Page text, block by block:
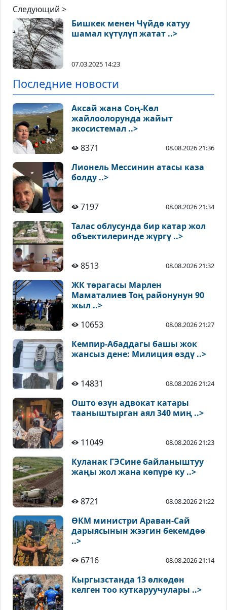
Следующий >
Бишкек менен Чүйдө катуу
шамал күтүлүп жатат ..>
07.03.2025 14:23
Последние новости
Аксай жана Соң-Көл
жайлоолорунда жайыт
экосистемал ..>
8371
08.08.2026 21:36
Лионель Мессинин атасы каза
болду ..>
7197 08.08.2026 21:34
Талас облусунда бир катар жол
объектилеринде жүргү ..>
8513 08.08.2026 21:32
ЖК төрагасы Марлен
Маматалиев Тоң районунун 90
жыл ..>
10653
08.08.2026 21:27
Кемпир-Абаддагы башы жок
жансыз дене: Милиция өздү ..>
14831 08.08.2026 21:24
Ошто өзүн адвокат катары
тааныштырган аял 340 миң ..>
11049 08.08.2026 21:23
Куланак ГЭСине байланыштуу
жаңы жол жана көпүрө ку ..>
8721 08.08.2026 21:22
ӨКМ министри Араван-Сай
дарыясынын жээгин бекемдөө
..>
6716
08.08.2026 21:14
Кыргызстанда 13 өлкөдөн
келген тоо куткаруучулары ..>